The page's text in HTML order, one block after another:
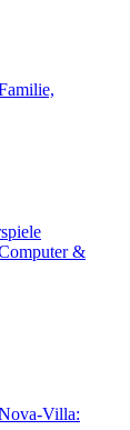
&
Villa: